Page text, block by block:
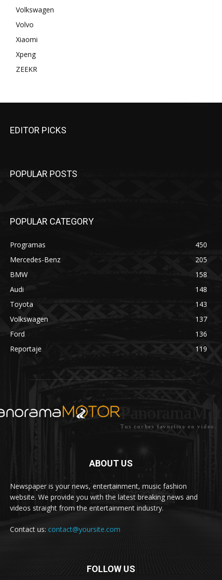
Volkswagen
Volvo
Xiaomi
Xpeng
ZEEKR
EDITOR PICKS
POPULAR POSTS
POPULAR CATEGORY
Programas
450
Mercedes-Benz
205
BMW
158
Audi
148
Toyota
143
Volkswagen
137
Ford
136
Reportaje
119
Tus coches favoritos en video.
ABOUT US
Newspaper is your news, entertainment, music fashion
website. We provide you with the latest breaking news and
videos straight from the entertainment industry.
Contact us: contact@yoursite.com
FOLLOW US